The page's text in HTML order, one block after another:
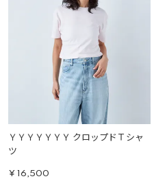
ＹＹＹＹＹＹＹ クロップドＴシャ
ツ
¥ 16,500